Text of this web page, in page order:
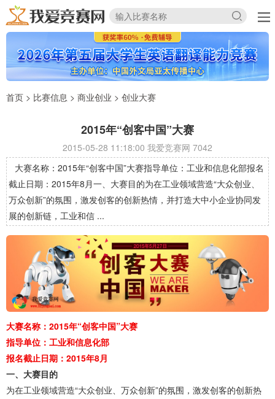
首页 > 比赛信息 > 商业创业 > 创业大赛
2015年“创客中国”大赛
2015-05-28 11:18:00 我爱竞赛网 7042
大赛名称：2015年“创客中国”大赛指导单位：工业和信息化部报名
截止日期：2015年8月一、大赛目的为在工业领域营造“大众创业、
万众创新”的氛围，激发创客的创新热情，并打造大中小企业协同发
展的创新链，工业和信 ...
大赛名称：2015年“创客中国”大赛
指导单位：工业和信息化部
报名截止日期：2015年8月
一、大赛目的
为在工业领域营造“大众创业、万众创新”的氛围，激发创客的创新热